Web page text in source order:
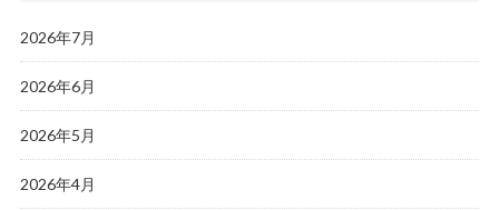
2026年7月
2026年6月
2026年5月
2026年4月